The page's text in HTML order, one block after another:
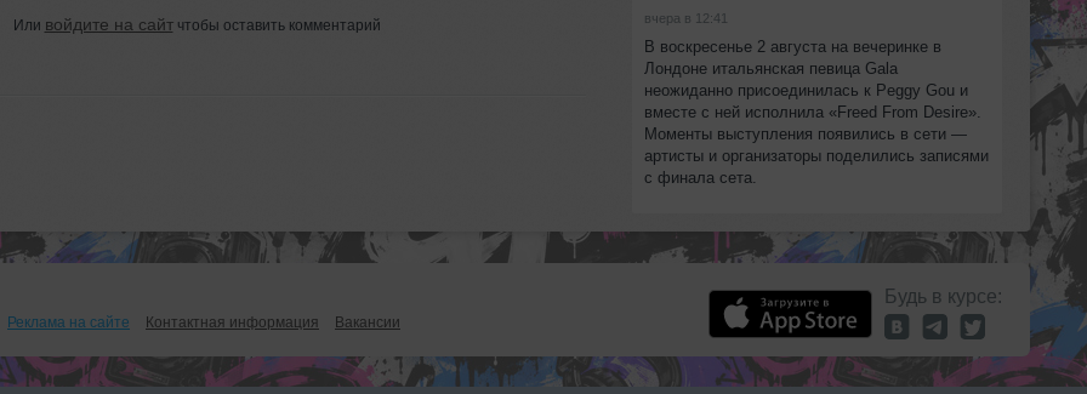
Или войдите на сайтчтобы оставить комментарий вчера в 12:41
В воскресенье 2 августа на вечеринке в
Лондоне итальянская певица Gala
неожиданно присоединилась к Peggy Gou и
вместе с ней исполнила «Freed From Desire».
Моменты выступления появились в сети —
артисты и организаторы поделились записями
с финала сета.
Реклама на сайте Контактная информация Вакансии
Будь в курсе: